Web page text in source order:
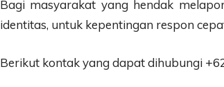
Bagi masyarakat yang hendak
identitas, untuk kepentingan respon
Berikut kontak yang dapat dihubungi